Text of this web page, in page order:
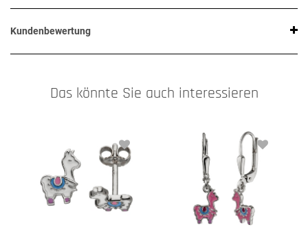
Kundenbewertung
Das könnte Sie auch interessieren